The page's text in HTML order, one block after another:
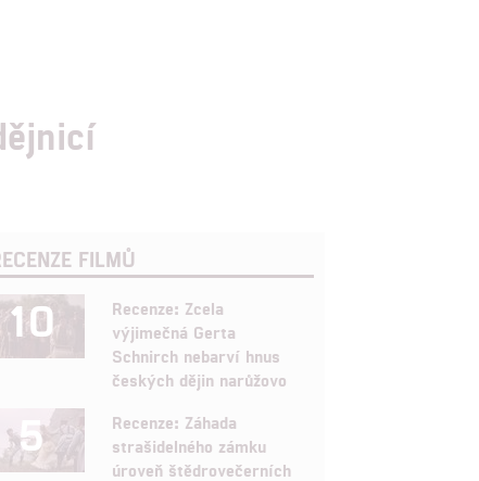
FILMŮ
10
Recenze: Zcela
výjimečná Gerta
Schnirch nebarví hnus
českých dějin narůžovo
5
Recenze: Záhada
strašidelného zámku
úroveň štědrovečerních